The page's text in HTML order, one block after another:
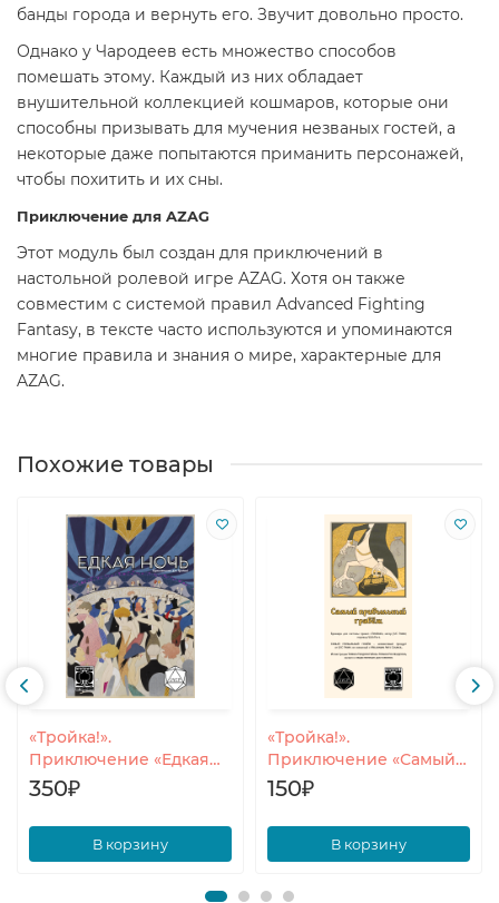
банды города и вернуть его. Звучит довольно просто.
Однако у Чародеев есть множество способов
помешать этому. Каждый из них обладает
внушительной коллекцией кошмаров, которые они
способны призывать для мучения незваных гостей, а
некоторые даже попытаются приманить персонажей,
чтобы похитить и их сны.
Приключение для AZAG
Этот модуль был создан для приключений в
настольной ролевой игре AZAG. Хотя он также
совместим с системой правил Advanced Fighting
Fantasy, в тексте часто используются и упоминаются
многие правила и знания о мире, характерные для
AZAG.
Похожие товары
«Тройка!».
Приключение «Едкая
ночь».
350₽
В корзину
«Тройка!».
Приключение «Самый
прибыльный грабёж».
150₽
В корзину